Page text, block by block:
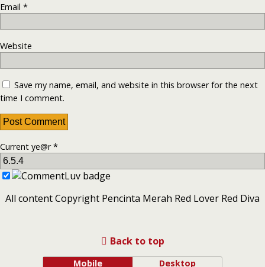
Email *
Website
Save my name, email, and website in this browser for the next
time I comment.
Current ye@r*
All content Copyright Pencinta Merah Red Lover Red Diva
Back to top
Mobile Desktop